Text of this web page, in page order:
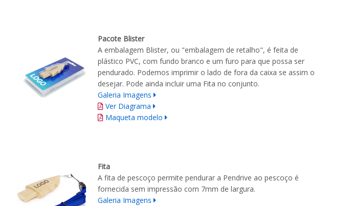
Pacote Blister
A embalagem Blister, ou "embalagem de retalho", é feita de
plástico PVC, com fundo branco e um furo para que possa ser
pendurado. Podemos imprimir o lado de fora da caixa se assim o
desejar. Pode ainda incluir uma Fita no conjunto.
Galeria Imagens
Ver Diagrama
Maqueta modelo
Fita
A fita de pescoço permite pendurar a Pendrive ao pescoço é
fornecida sem impressão com 7mm de largura.
Galeria Imagens